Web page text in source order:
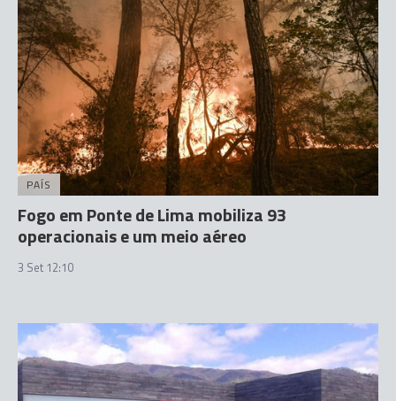
PAÍS
Fogo em Ponte de Lima mobiliza 93
operacionais e um meio aéreo
3 Set 12:10